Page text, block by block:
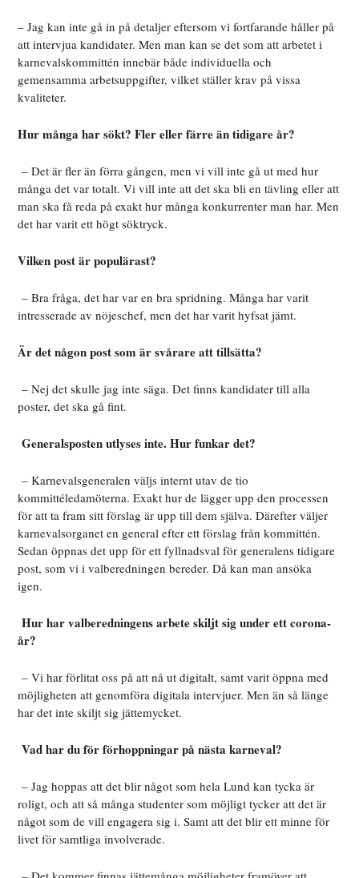
– Jag kan inte gå in på detaljer eftersom vi fortfarande håller på
att intervjua kandidater. Men man kan se det som att arbetet i
karnevalskommittén innebär både individuella och
gemensamma arbetsuppgifter, vilket ställer krav på vissa
kvaliteter.
Hur många har sökt? Fler eller färre än tidigare år?
– Det är fler än förra gången, men vi vill inte gå ut med hur
många det var totalt. Vi vill inte att det ska bli en tävling eller att
man ska få reda på exakt hur många konkurrenter man har. Men
det har varit ett högt söktryck.
Vilken post är populärast?
– Bra fråga, det har var en bra spridning. Många har varit
intresserade av nöjeschef, men det har varit hyfsat jämt.
Är det någon post som är svårare att tillsätta?
– Nej det skulle jag inte säga. Det finns kandidater till alla
poster, det ska gå fint.
Generalsposten utlyses inte. Hur funkar det?
– Karnevalsgeneralen väljs internt utav de tio
kommittéledamöterna. Exakt hur de lägger upp den processen
för att ta fram sitt förslag är upp till dem själva. Därefter väljer
karnevalsorganet en general efter ett förslag från kommittén.
Sedan öppnas det upp för ett fyllnadsval för generalens tidigare
post, som vi i valberedningen bereder. Då kan man ansöka
igen.
Hur har valberedningens arbete skiljt sig under ett corona-
år?
– Vi har förlitat oss på att nå ut digitalt, samt varit öppna med
möjligheten att genomföra digitala intervjuer. Men än så länge
har det inte skiljt sig jättemycket.
Vad har du för förhoppningar på nästa karneval?
– Jag hoppas att det blir något som hela Lund kan tycka är
roligt, och att så många studenter som möjligt tycker att det är
något som de vill engagera sig i. Samt att det blir ett minne för
livet för samtliga involverade.